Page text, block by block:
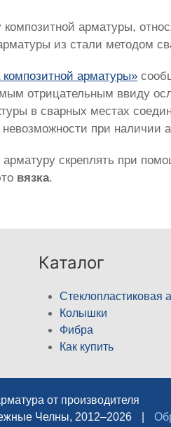
арматуры,
из стали методом
композитной арматуры»
отрицательным ввиду
в сварных местах
при наличии
скреплять при
вязка.
Каталог
Стеклопластиковая
Колышки
Фибра
Как купить
от производителя
Челны, 2012–2026